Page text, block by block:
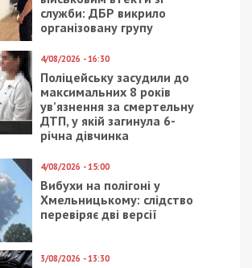
служби: ДБР викрило
організовану групу
4/08/2026 - 16:30
Поліцейську засудили до
максимальних 8 років
ув’язнення за смертельну
ДТП, у якій загинула 6-
річна дівчинка
4/08/2026 - 15:00
Вибухи на полігоні у
Хмельницькому: слідство
перевіряє дві версії
3/08/2026 - 13:30